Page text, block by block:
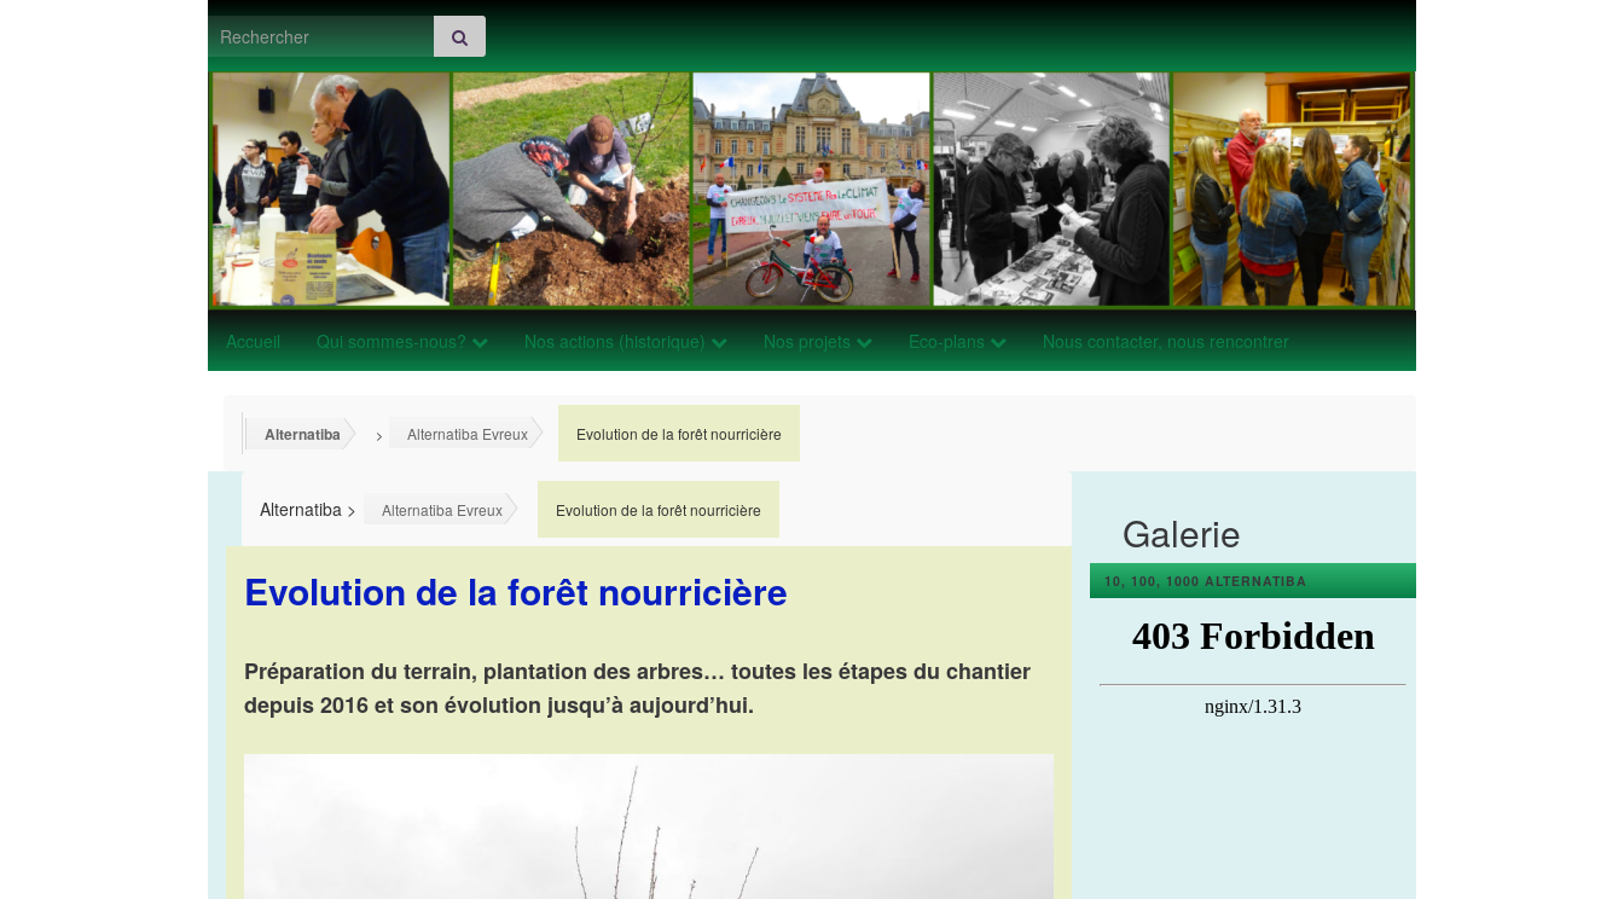
Search for:
Accueil Qui sommes-nous? Nos actions (historique) Nos projets Eco-plans Nous contacter, nous rencontrer
Alternatiba > Alternatiba Evreux Evolution de la forêt nourricière
Alternatiba > Alternatiba Evreux Evolution de la forêt nourricière
Evolution de la forêt nourricière
Préparation du terrain, plantation des arbres… toutes les étapes du chantier
depuis 2016 et son évolution jusqu’à aujourd’hui.
Galerie
10, 100, 1000 ALTERNATIBA